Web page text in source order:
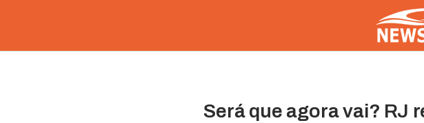
Será que agora vai? RJ